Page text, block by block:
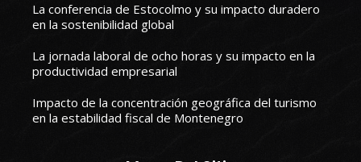
La conferencia de Estocolmo y su impacto duradero
en la sostenibilidad global
La jornada laboral de ocho horas y su impacto en la
productividad empresarial
Impacto de la concentración geográfica del turismo
en la estabilidad fiscal de Montenegro